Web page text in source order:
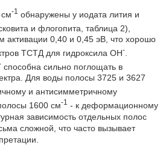
-1 обнаружены у иодата лития и
и флогопита, таблица 2),
активации 0,40 и 0,45 эВ, что хорошо
ТСТД для гидроксила ОН-.
способна сильно поглощать в
Для воды полосы 3725 и 3627
и антисимметричному
1600 см-1
- к деформационному
зависимость отдельных полос
сложной, что часто вызывает